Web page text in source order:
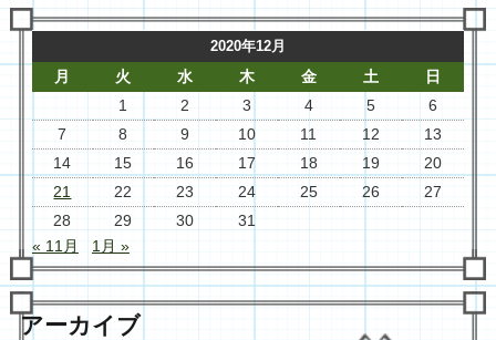
2020年12月
月 火 水 木 金 土
日
1
2 3 4 5
6
7
8 9 10 11 12
13
14
15 16 17 18 19
20
21
22 23 24 25 26
27
28
29 30
31
« 11月
1月 »
アーカイブ